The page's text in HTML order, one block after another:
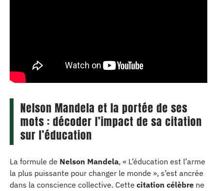
Nelson Mandela et la portée de ses
mots : décoder l’impact de sa citation
sur l’éducation
La formule de Nelson Mandela, « L’éducation est l’arme
la plus puissante pour changer le monde », s’est ancrée
dans la conscience collective. Cette citation célèbre ne